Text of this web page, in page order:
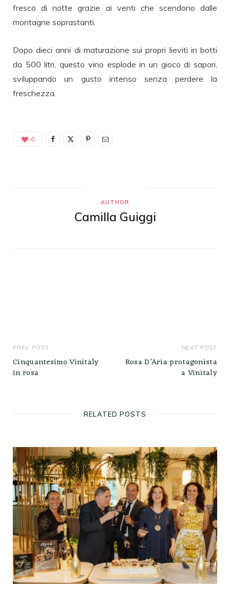
fresco di notte grazie ai venti che scendono dalle
montagne soprastanti.
Dopo dieci anni di maturazione sui propri lieviti in botti
da 500 litri, questo vino esplode in un gioco di sapori,
sviluppando un gusto intenso senza perdere la
freschezza.
0
AUTHOR
Camilla Guiggi
PREV POST
Cinquantesimo Vinitaly
in rosa
NEXT POST
Rosa D’Aria protagonista
a Vinitaly
RELATED POSTS